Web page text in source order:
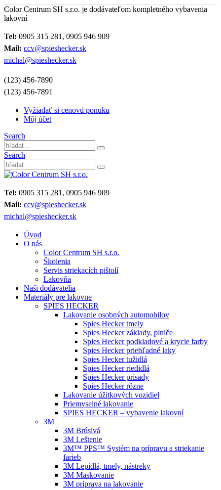
Color Centrum SH s.r.o. je dodávateľom kompletného vybavenia
lakovní
Tel: 0905 315 281, 0905 946 909
Mail: ccv@spieshecker.sk
michal@spieshecker.sk
(123) 456-7890
(123) 456-7891
Vyžiadať si cenovú ponuku
Môj účet
Search
Search
Tel: 0905 315 281, 0905 946 909
Mail: ccv@spieshecker.sk
michal@spieshecker.sk
Úvod
O nás
Color Centrum SH s.r.o.
Školenia
Servis striekacích pištolí
Lakovňa
Naši dodávatelia
Materiály pre lakovne
SPIES HECKER
Lakovanie osobných automobilov
Spies Hecker tmely
Spies Hecker základy, plniče
Spies Hecker podkladové a krycie farby
Spies Hecker priehľadné laky
Spies Hecker tužidlá
Spies Hecker riedidlá
Spies Hecker prísady
Spies Hecker rôzne
Lakovanie úžitkových vozidiel
Priemyselné lakovanie
SPIES HECKER – vybavenie lakovní
3M
3M Brúsivá
3M Leštenie
3M™ PPS™ Systém na prípravu a striekanie
farieb
3M Lepidlá, tmely, nástreky
3M Maskovanie
3M príprava na lakovanie